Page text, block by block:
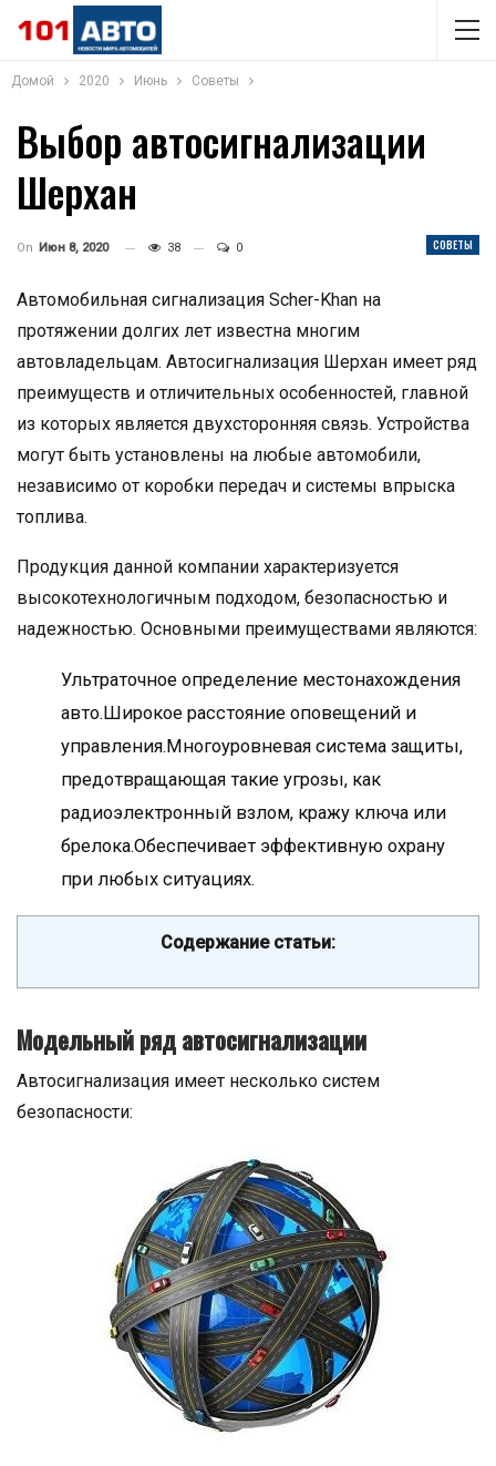
Домой 2020 Июнь Советы
Выбор автосигнализации
Шерхан
СОВЕТЫ
On Июн 8, 2020 38 0
Автомобильная сигнализация Scher-Khan на
протяжении долгих лет известна многим
автовладельцам. Автосигнализация Шерхан имеет ряд
преимуществ и отличительных особенностей, главной
из которых является двухсторонняя связь. Устройства
могут быть установлены на любые автомобили,
независимо от коробки передач и системы впрыска
топлива.
Продукция данной компании характеризуется
высокотехнологичным подходом, безопасностью и
надежностью. Основными преимуществами являются:
Ультраточное определение местонахождения
авто.Широкое расстояние оповещений и
управления.Многоуровневая система защиты,
предотвращающая такие угрозы, как
радиоэлектронный взлом, кражу ключа или
брелока.Обеспечивает эффективную охрану
при любых ситуациях.
Содержание статьи:
Модельный ряд автосигнализации
Автосигнализация имеет несколько систем
безопасности: